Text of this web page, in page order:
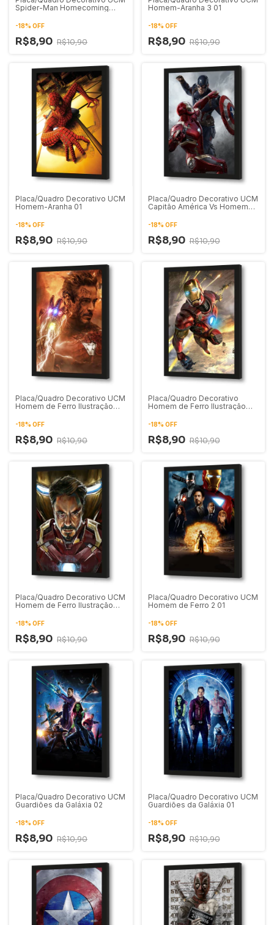
Spider-Man Homecoming
-18% OFF
R$8,90 R$10,90
Homem-Aranha 3 01
-18% OFF
R$8,90 R$10,90
Placa/Quadro Decorativo UCM
Homem-Aranha 01
-18% OFF
R$8,90 R$10,90
Placa/Quadro Decorativo UCM
Capitão América Vs Homem
-18% OFF
R$8,90 R$10,90
Placa/Quadro Decorativo UCM
Homem de Ferro Ilustração
-18% OFF
R$8,90 R$10,90
Placa/Quadro Decorativo
Homem de Ferro Ilustração
-18% OFF
R$8,90 R$10,90
Placa/Quadro Decorativo UCM
Homem de Ferro Ilustração
-18% OFF
R$8,90 R$10,90
Placa/Quadro Decorativo UCM
Homem de Ferro 2 01
-18% OFF
R$8,90 R$10,90
Placa/Quadro Decorativo UCM
Guardiões da Galáxia 02
-18% OFF
R$8,90 R$10,90
Placa/Quadro Decorativo UCM
Guardiões da Galáxia 01
-18% OFF
R$8,90 R$10,90